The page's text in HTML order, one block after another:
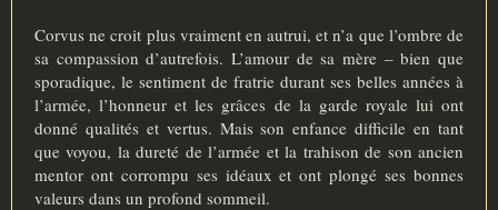
Corvus ne croit plus vraiment en autrui, et n’a que l’ombre de
sa compassion d’autrefois. L’amour de sa mère – bien que
sporadique, le sentiment de fratrie durant ses belles années à
l’armée, l’honneur et les grâces de la garde royale lui ont
donné qualités et vertus. Mais son enfance difficile en tant
que voyou, la dureté de l’armée et la trahison de son ancien
mentor ont corrompu ses idéaux et ont plongé ses bonnes
valeurs dans un profond sommeil.